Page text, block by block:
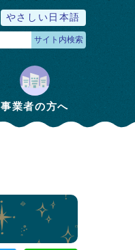
やさしい日本語
サイト内検索
事業者の方へ